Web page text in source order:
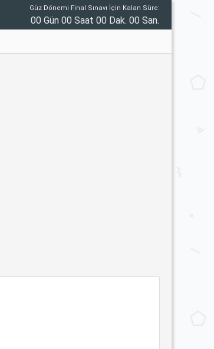
Güz Dönemi Final Sınavı İçin Kalan Süre:
00 Gün 00 Saat 00 Dak. 00 San.